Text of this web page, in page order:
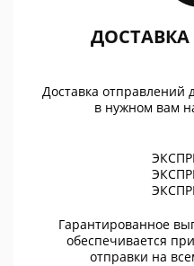
Доставка отправлений
в нужном вам
Гарантированное
обеспечивается
отправки на